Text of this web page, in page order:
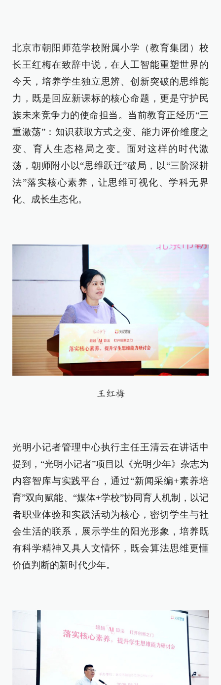
北京市朝阳师范学校附属小学（教育集团）校
长王红梅在致辞中说，在人工智能重塑世界的
今天，培养学生独立思辨、创新突破的思维能
力，既是回应新课标的核心命题，更是守护民
族未来竞争力的使命担当。当前教育正经历“三
重激荡”：知识获取方式之变、能力评价维度之
变、育人生态格局之变。面对这样的时代激
荡，朝师附小以“思维跃迁”破局，以“三阶深耕
法”落实核心素养，让思维可视化、学科无界
化、成长生态化。
王红梅
光明小记者管理中心执行主任王清云在讲话中
提到，“光明小记者”项目以《光明少年》杂志为
内容智库与实践平台，通过“新闻采编+素养培
育”双向赋能、“媒体+学校”协同育人机制，以记
者职业体验和实践活动为核心，密切学生与社
会生活的联系，展示学生的阳光形象，培养既
有科学精神又具人文情怀，既会算法思维更懂
价值判断的新时代少年。